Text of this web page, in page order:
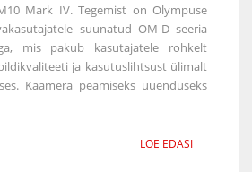
Mark IV. Tegemist on Olympuse
suunatud OM-D seeria
mis pakub kasutajatele rohkelt
ja kasutuslihtsust ülimalt
Kaamera peamiseks uuenduseks
LOE EDASI